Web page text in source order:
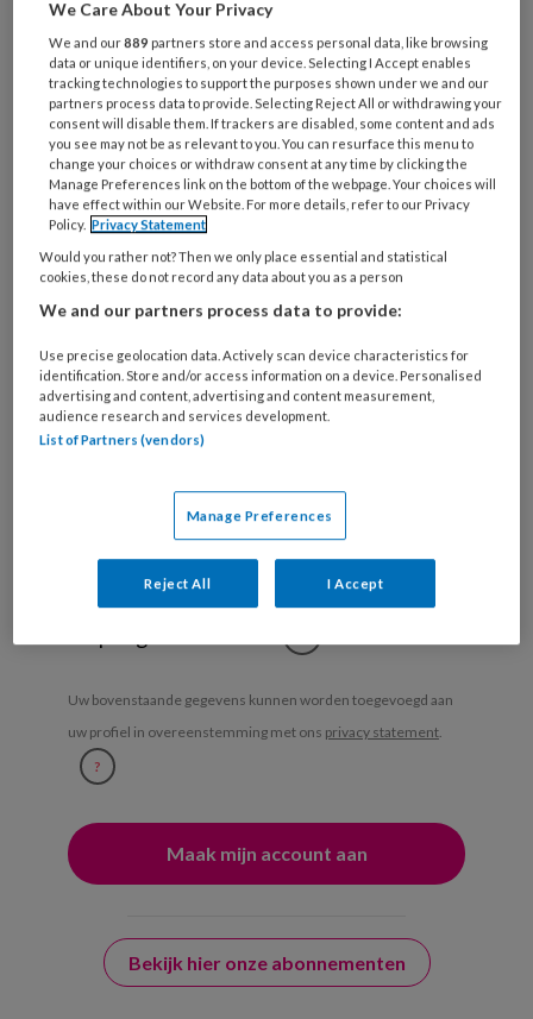
je
e-
mailadres?
* *
Kies
je
wachtwoord* *
Kies
je
functie *
Bij
welke
organisatie
je?
Untitled
Ontvang 2x per week de
KinderopvangTotaal nieuwsbrief
Ontvang iedere zondag het
Weekoverzicht
Ja, ik geef toestemming voor e-mails
van KinderopvangTotaal en
Uw bovenstaande gegevens kunnen worden toegevoegd aan
uw profiel in overeenstemming met ons privacy statement.
?
Bekijk hier onze abonnementen
We Care About Your Privacy
We and our889 partners store and access personal data, like browsing
data or unique identifiers, on your device. Selecting I Accept enables
tracking technologies to support the purposes shown under we and our
partners process data to provide. Selecting Reject All or withdrawing your
consent will disable them. If trackers are disabled, some content and ads
you see may not be as relevant to you. You can resurface this menu to
change your choices or withdraw consent at any time by clicking the
Manage Preferences link on the bottom of the webpage. Your choices will
have effect within our Website. For more details, refer to our Privacy
Policy. Privacy Statement
Would you rather not? Then we only place essential and statistical
cookies, these do not record any data about you as a person
We and our partners process data to provide:
Use precise geolocation data. Actively scan device characteristics for
identification. Store and/or access information on a device. Personalised
advertising and content, advertising and content measurement,
audience research and services development.
List of Partners (vendors)
Manage Preferences
Reject All I Accept